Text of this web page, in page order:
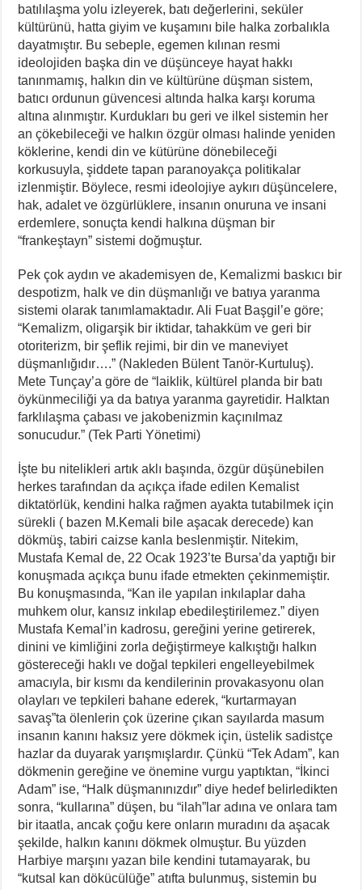
batılılaşma yolu izleyerek, batı değerlerini, seküler
kültürünü, hatta giyim ve kuşamını bile halka zorbalıkla
dayatmıştır. Bu sebeple, egemen kılınan resmi
ideolojiden başka din ve düşünceye hayat hakkı
tanınmamış, halkın din ve kültürüne düşman sistem,
batıcı ordunun güvencesi altında halka karşı koruma
altına alınmıştır. Kurdukları bu geri ve ilkel sistemin her
an çökebileceği ve halkın özgür olması halinde yeniden
köklerine, kendi din ve kütürüne dönebileceği
korkusuyla, şiddete tapan paranoyakça politikalar
izlenmiştir. Böylece, resmi ideolojiye aykırı düşüncelere,
hak, adalet ve özgürlüklere, insanın onuruna ve insani
erdemlere, sonuçta kendi halkına düşman bir
“frankeştayn” sistemi doğmuştur.
Pek çok aydın ve akademisyen de, Kemalizmi baskıcı bir
despotizm, halk ve din düşmanlığı ve batıya yaranma
sistemi olarak tanımlamaktadır. Ali Fuat Başgil’e göre;
“Kemalizm, oligarşik bir iktidar, tahakküm ve geri bir
otoriterizm, bir şeflik rejimi, bir din ve maneviyet
düşmanlığıdır….” (Nakleden Bülent Tanör-Kurtuluş).
Mete Tunçay’a göre de “laiklik, kültürel planda bir batı
öykünmeciliği ya da batıya yaranma gayretidir. Halktan
farklılaşma çabası ve jakobenizmin kaçınılmaz
sonucudur.” (Tek Parti Yönetimi)
İşte bu nitelikleri artık aklı başında, özgür düşünebilen
herkes tarafından da açıkça ifade edilen Kemalist
diktatörlük, kendini halka rağmen ayakta tutabilmek için
sürekli ( bazen M.Kemali bile aşacak derecede) kan
dökmüş, tabiri caizse kanla beslenmiştir. Nitekim,
Mustafa Kemal de, 22 Ocak 1923’te Bursa’da yaptığı bir
konuşmada açıkça bunu ifade etmekten çekinmemiştir.
Bu konuşmasında, “Kan ile yapılan inkılaplar daha
muhkem olur, kansız inkılap ebedileştirilemez.” diyen
Mustafa Kemal’in kadrosu, gereğini yerine getirerek,
dinini ve kimliğini zorla değiştirmeye kalkıştığı halkın
göstereceği haklı ve doğal tepkileri engelleyebilmek
amacıyla, bir kısmı da kendilerinin provakasyonu olan
olayları ve tepkileri bahane ederek, “kurtarmayan
savaş”ta ölenlerin çok üzerine çıkan sayılarda masum
insanın kanını haksız yere dökmek için, üstelik sadistçe
hazlar da duyarak yarışmışlardır. Çünkü “Tek Adam”, kan
dökmenin gereğine ve önemine vurgu yaptıktan, “İkinci
Adam” ise, “Halk düşmanınızdır” diye hedef belirledikten
sonra, “kullarına” düşen, bu “ilah”lar adına ve onlara tam
bir itaatla, ancak çoğu kere onların muradını da aşacak
şekilde, halkın kanını dökmek olmuştur. Bu yüzden
Harbiye marşını yazan bile kendini tutamayarak, bu
“kutsal kan dökücülüğe” atıfta bulunmuş, sistemin bu